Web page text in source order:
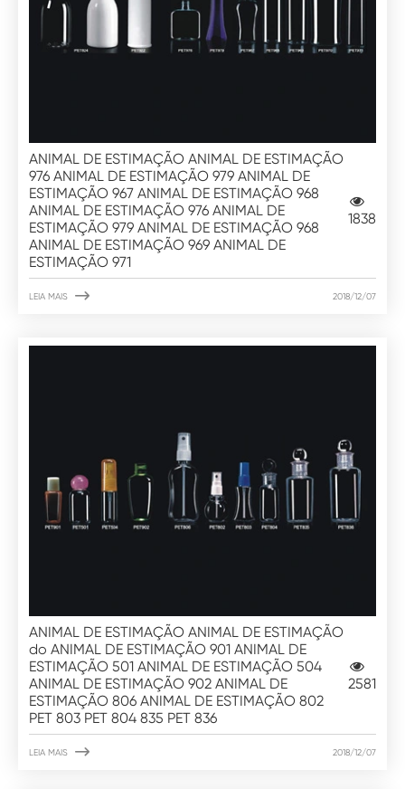
ANIMAL DE ESTIMAÇÃO ANIMAL DE ESTIMAÇÃO
976 ANIMAL DE ESTIMAÇÃO 979 ANIMAL DE
ESTIMAÇÃO 967 ANIMAL DE ESTIMAÇÃO 968
ANIMAL DE ESTIMAÇÃO 976 ANIMAL DE
ESTIMAÇÃO 979 ANIMAL DE ESTIMAÇÃO 968
ANIMAL DE ESTIMAÇÃO 969 ANIMAL DE
ESTIMAÇÃO 971
1838
LEIA MAIS  2018/12/07
ANIMAL DE ESTIMAÇÃO ANIMAL DE ESTIMAÇÃO
do ANIMAL DE ESTIMAÇÃO 901 ANIMAL DE
ESTIMAÇÃO 501 ANIMAL DE ESTIMAÇÃO 504
ANIMAL DE ESTIMAÇÃO 902 ANIMAL DE
ESTIMAÇÃO 806 ANIMAL DE ESTIMAÇÃO 802
PET 803 PET 804 835 PET 836
2581
LEIA MAIS  2018/12/07